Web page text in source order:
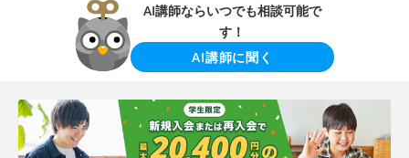
AI講師ならいつでも相談可能で
す！
AI講師に聞く